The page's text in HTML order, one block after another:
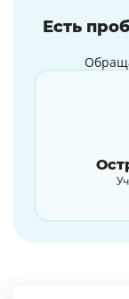
Есть